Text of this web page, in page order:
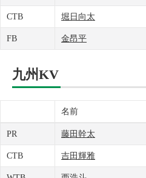
CTB 堀日向太
FB 金昂平
九州KV
名前
PR 藤田幹太
CTB 吉田輝雅